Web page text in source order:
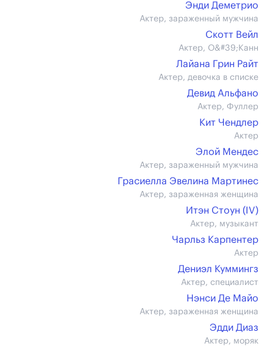
Энди Деметрио
Актер, зараженный мужчина
Скотт Вейл
Актер, О&#39;Канн
Лайана Грин Райт
Актер, девочка в списке
Девид Альфано
Актер, Фуллер
Кит Чендлер
Актер
Элой Мендес
Актер, зараженный мужчина
Грасиелла Эвелина Мартинес
Актер, зараженная женщина
Итэн Стоун (IV)
Актер, музыкант
Чарльз Карпентер
Актер
Дениэл Куммингз
Актер, специалист
Нэнси Де Майо
Актер, зараженная женщина
Эдди Диаз
Актер, моряк